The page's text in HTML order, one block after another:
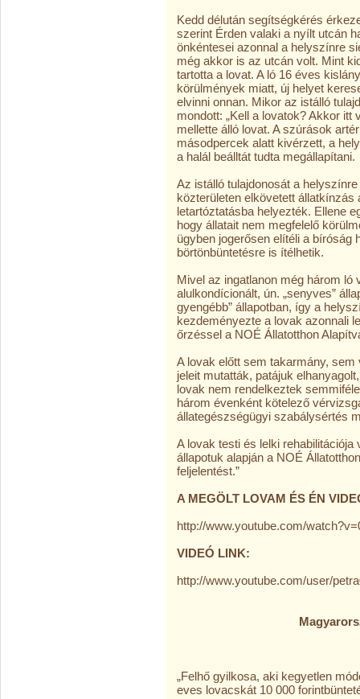
Kedd délután segítségkérés
szerint Érden valaki a nyílt utcán
önkéntesei azonnal a helyszínre
még akkor is az utcán volt. Mint
tartotta a lovat. A ló 16 éves
körülmények miatt, új helyet
elvinni onnan. Mikor az istálló
mondott: „Kell a lovatok? Akkor
mellette álló lovat. A szúrások
másodpercek alatt kivérzett, a
a halál beálltát tudta megállapítani.
Az istálló tulajdonosát a
közterületen elkövetett állatkínzás
letartóztatásba helyezték. Ellene
hogy állatait nem megfelelő
ügyben jogerősen elítéli a bíróság
börtönbüntetésre is ítélhetik.
Mivel az ingatlanon még három ló
alulkondícionált, ún. „senyves”
gyengébb” állapotban, így a
kezdeményezte a lovak azonnali
őrzéssel a NOÉ Állatotthon
A lovak előtt sem takarmány,
jeleit mutatták, patájuk
lovak nem rendelkeztek
három évenként kötelező
állategészségügyi szabálysértés
A lovak testi és lelki rehabilitációja
állapotuk alapján a NOÉ
feljelentést.”
A MEGÖLT LOVAM ÉS ÉN
http://www.youtube.com/
VIDEÓ LINK:
http://www.youtube.com/user/
Magyarország:az
„Felhő gyilkosa, aki kegyetlen
eves lovacskát 10 000